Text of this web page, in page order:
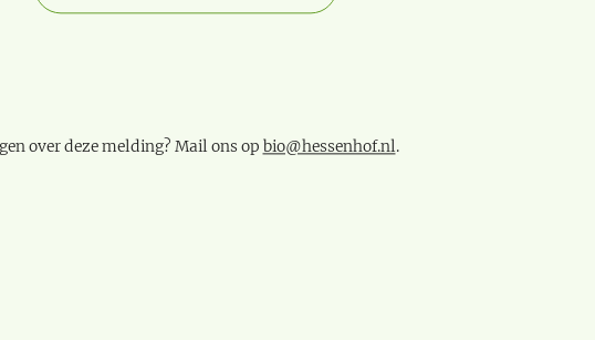
over deze melding? Mail ons op bio@hessenhof.nl.